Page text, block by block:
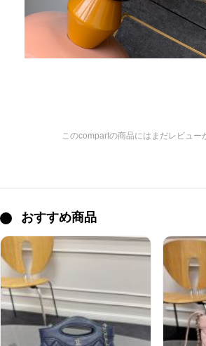
このcompartの商品にはまだレビュー
おすすめ商品